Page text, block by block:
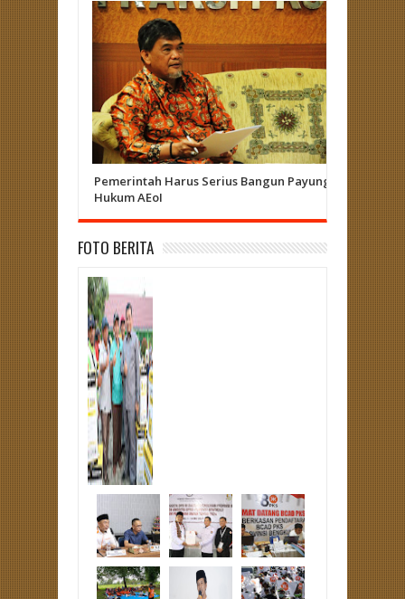
Pemerintah Harus Serius Bangun Payung
Hukum AEoI
Herizal
Curup -
FOTO BERITA